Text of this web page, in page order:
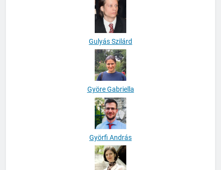
Gulyás Szilárd
Györe Gabriella
Györfi András